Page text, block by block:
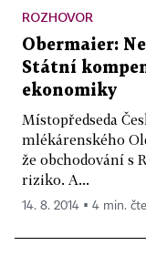
ROZHOVOR
Obermaier:
Státní
ekonomiky
Místopředseda
mlékárenského
že obchodování s
riziko. A...
14. 8. 2014 ▪ 4 min.